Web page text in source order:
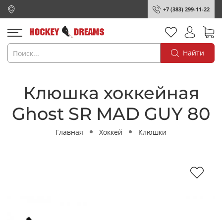
+7 (383) 299-11-22
Найти
Клюшка хоккейная
Ghost SR MAD GUY 80
Главная Хоккей Клюшки